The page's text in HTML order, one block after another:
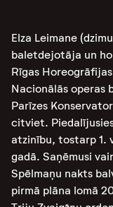
Elza Leimane
baletdejotāja un
Rīgas
Nacionālās operas
Parīzes
citviet.
atzinību, tostarp 1.
gadā. Saņēmusi
Spēlmaņu nakts
pirmā plāna lomā